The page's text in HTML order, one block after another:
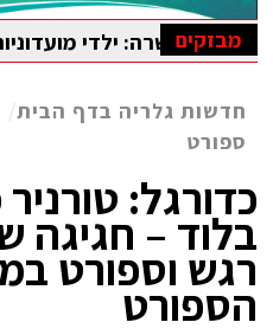
מבזקים
מועדוניות רקפת, רעות
חדשות גלריה בדף הבית/
ספורט
כדורגל:
בלוד – חגיגה
רגש וספורט
הספורט